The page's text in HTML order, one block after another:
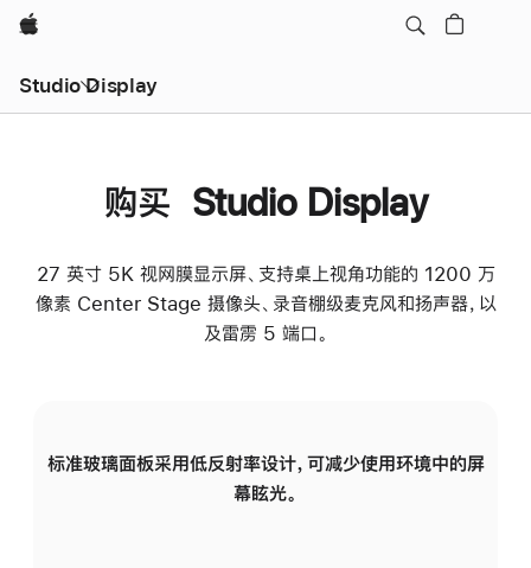
Apple
Studio Display
购买 Studio Display
27 英寸 5K 视网膜显示屏、支持桌上视角功能的 1200 万
像素 Center Stage 摄像头、录音棚级麦克风和扬声器，以
及雷雳 5 端口。
标准玻璃面板采用低反射率设计，可减少使用环境中的屏
幕眩光。